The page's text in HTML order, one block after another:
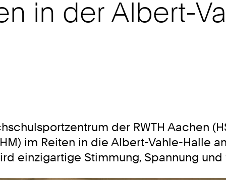
in der Albert-
der RWTH Aachen
im Reiten in die Albert-Vahle-Halle
einzigartige Stimmung, Spannung